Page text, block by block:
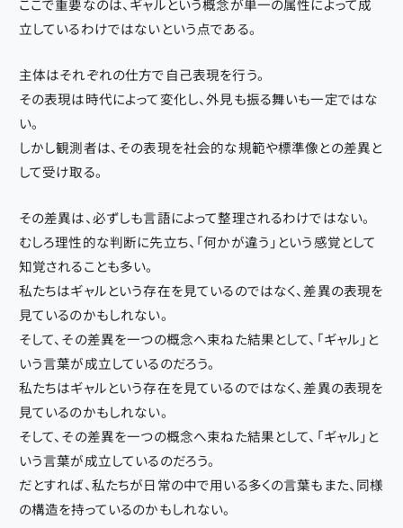
ここで重要なのは、ギャルという概念が単一の属性によって成
立しているわけではないという点である。
主体はそれぞれの仕方で自己表現を行う。
その表現は時代によって変化し、外見も振る舞いも一定ではな
い。
しかし観測者は、その表現を社会的な規範や標準像との差異と
して受け取る。
その差異は、必ずしも言語によって整理されるわけではない。
むしろ理性的な判断に先立ち、「何かが違う」という感覚として
知覚されることも多い。
私たちはギャルという存在を見ているのではなく、差異の表現を
見ているのかもしれない。
そして、その差異を一つの概念へ束ねた結果として、「ギャル」と
いう言葉が成立しているのだろう。
私たちはギャルという存在を見ているのではなく、差異の表現を
見ているのかもしれない。
そして、その差異を一つの概念へ束ねた結果として、「ギャル」と
いう言葉が成立しているのだろう。
だとすれば、私たちが日常の中で用いる多くの言葉もまた、同様
の構造を持っているのかもしれない。